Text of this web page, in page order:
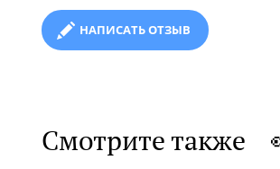
НАПИСАТЬ ОТЗЫВ
Смотрите также